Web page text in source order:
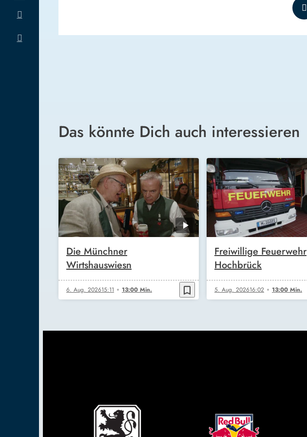
Das könnte Dich auch interessieren
Die Münchner
Wirtshauswiesn
6. Aug. 202615:11 13:00 Min. bookmark_border
Freiwillige Feuerwehr
Hochbrück
5. Aug. 202616:02 13:00 Min.